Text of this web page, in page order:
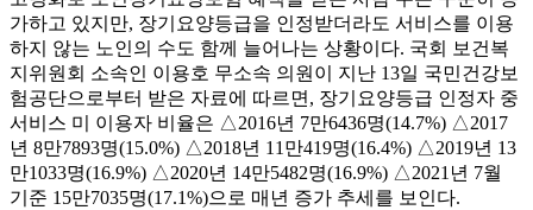
가하고 있지만, 장기요양등급을 인정받더라도 서비스를 이용
하지 않는 노인의 수도 함께 늘어나는 상황이다. 국회 보건복
지위원회 소속인 이용호 무소속 의원이 지난 13일 국민건강보
험공단으로부터 받은 자료에 따르면, 장기요양등급 인정자 중
서비스 미 이용자 비율은 △2016년 7만6436명(14.7%) △2017
년 8만7893명(15.0%) △2018년 11만419명(16.4%) △2019년 13
만1033명(16.9%) △2020년 14만5482명(16.9%) △2021년 7월
기준 15만7035명(17.1%)으로 매년 증가 추세를 보인다.